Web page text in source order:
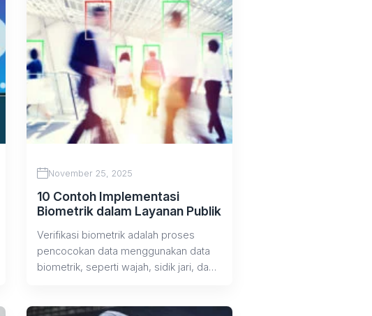
November 25, 2025
10 Contoh Implementasi
Biometrik dalam Layanan Publik
Verifikasi biometrik adalah proses
pencocokan data menggunakan data
biometrik, seperti wajah, sidik jari, dan